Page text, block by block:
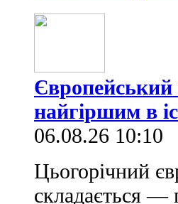
Європейський
найгіршим в
06.08.26 10:10
Цьогорічний
складається —